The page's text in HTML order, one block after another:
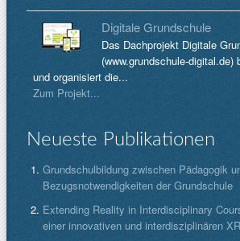
Digitale Grundschule
Das Dachprojekt Digitale
(www.grundschule-digital.de)
und organisiert die...
Zum Projekt...
Neueste Publikationen
Grundschulbildung zwischen Pädagogik
Bezugsnotwendigkeiten der Grundschule
Extending Reality in Interdisciplinary
einer innovativen und interdisziplinären